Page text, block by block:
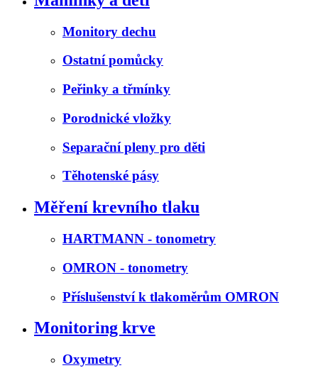
Monitory dechu
Ostatní pomůcky
Peřinky a třmínky
Porodnické vložky
Separační pleny pro děti
Těhotenské pásy
Měření krevního tlaku
HARTMANN - tonometry
OMRON - tonometry
Příslušenství k tlakoměrům OMRON
Monitoring krve
Oxymetry